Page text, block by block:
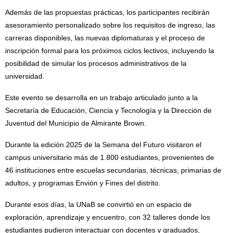
Además de las propuestas prácticas, los participantes recibirán
asesoramiento personalizado sobre los requisitos de ingreso, las
carreras disponibles, las nuevas diplomaturas y el proceso de
inscripción formal para los próximos ciclos lectivos, incluyendo la
posibilidad de simular los procesos administrativos de la
universidad.
Este evento se desarrolla en un trabajo articulado junto a la
Secretaría de Educación, Ciencia y Tecnología y la Dirección de
Juventud del Municipio de Almirante Brown.
Durante la edición 2025 de la Semana del Futuro visitaron el
campus universitario más de 1.800 estudiantes, provenientes de
46 instituciones entre escuelas secundarias, técnicas, primarias de
adultos, y programas Envión y Fines del distrito.
Durante esos días, la UNaB se convirtió en un espacio de
exploración, aprendizaje y encuentro, con 32 talleres donde los
estudiantes pudieron interactuar con docentes y graduados,